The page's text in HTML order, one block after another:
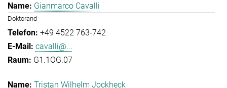
Gianmarco Cavalli
Doktorand
+49 4522 763-742
cavalli@...
G1.1OG.07
Tristan Wilhelm Jockheck